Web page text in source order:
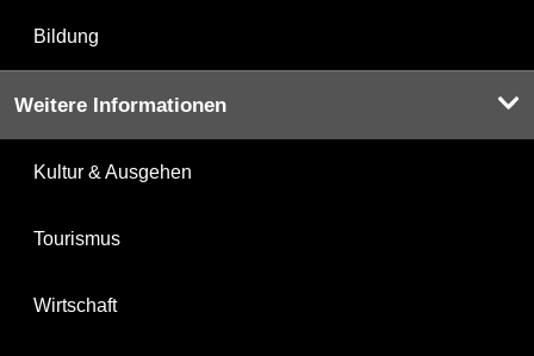
Bildung
Weitere Informationen
Kultur & Ausgehen
Tourismus
Wirtschaft